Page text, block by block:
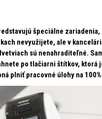
špeciálne
nevyužijete, ale v
sú nenahraditeľné.
po tlačiarni štítkov, ktorá
plniť pracovné úlohy na